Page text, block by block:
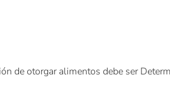
de otorgar alimentos debe ser